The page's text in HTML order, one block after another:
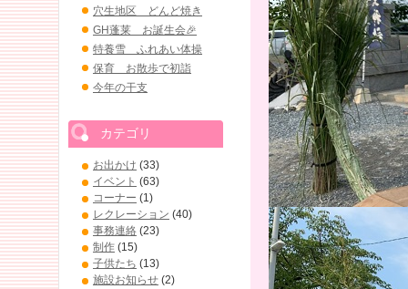
穴生地区 どんど焼き
GH蓬莱 お誕生会🎉
特養雪 ふれあい体操
保育 お散歩で初詣
今年の干支
カテゴリ
お出かけ (33)
イベント (63)
コーナー (1)
レクレーション (40)
事務連絡 (23)
制作 (15)
子供たち (13)
施設お知らせ (2)